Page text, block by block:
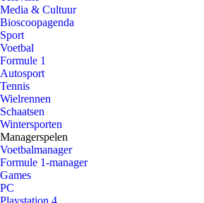
Media & Cultuur
Bioscoopagenda
Sport
Voetbal
Formule 1
Autosport
Tennis
Wielrennen
Schaatsen
Wintersporten
Managerspelen
Voetbalmanager
Formule 1-manager
Games
PC
Playstation 4